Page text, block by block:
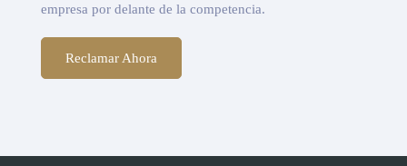
empresa por delante de la competencia.
Reclamar Ahora